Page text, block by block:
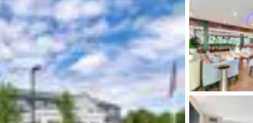
Australia
English
India
English